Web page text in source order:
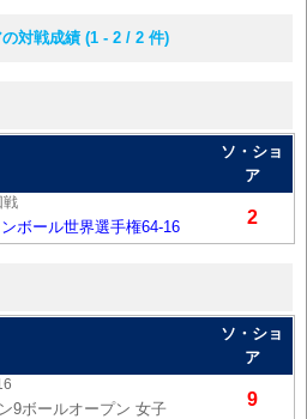
対戦成績 (1 - 2 / 2 件)
ソ・ショ
ア
戦
ボール世界選手権64-16 2
ソ・ショ
ア
9ボールオープン 女子 9